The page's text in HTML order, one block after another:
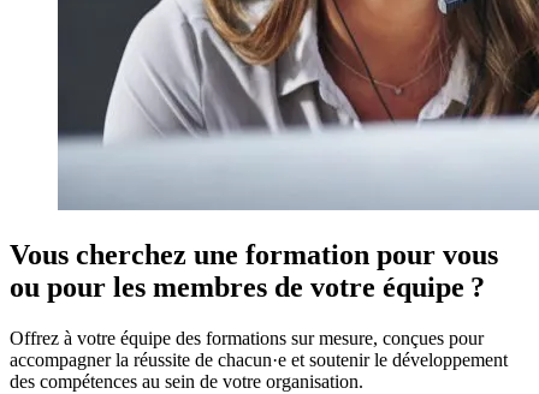
Vous cherchez une formation pour vous
ou pour les membres de votre équipe ?
Offrez à votre équipe des formations sur mesure, conçues pour
accompagner la réussite de chacun·e et soutenir le développement
des compétences au sein de votre organisation.